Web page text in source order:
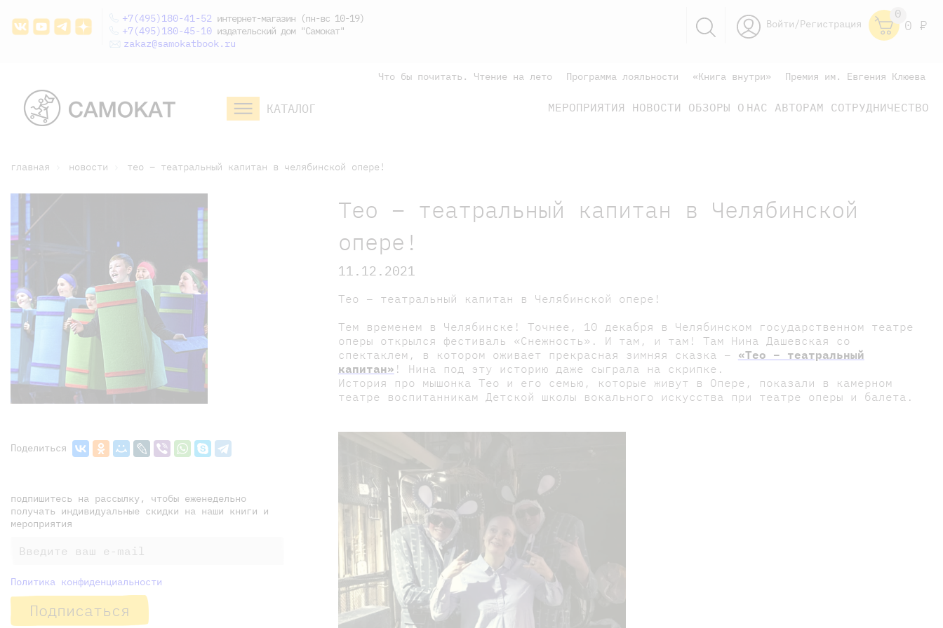
+7(495)180-41-52 интернет-магазин (пн-вс 10-19)
+7(495)180-45-10 издательский дом "Самокат"
zakaz@samokatbook.ru
Войти/Регистрация
0
0 Р
Что бы почитать. Чтение на лето Программа лояльности «Книга внутри» Премия им. Евгения Клюева
КАТАЛОГ МЕРОПРИЯТИЯ НОВОСТИ ОБЗОРЫ О НАС АВТОРАМ СОТРУДНИЧЕСТВО
дошкольникам
главная новости тео – театральный капитан в челябинской опере!
Поделиться
подпишитесь на рассылку, чтобы еженедельно
получать индивидуальные скидки на наши книги и
мероприятия
Политика конфиденциальности
Подписаться
Тео – театральный капитан в Челябинской
опере!
11.12.2021
Тео – театральный капитан в Челябинской опере!
Тем временем в Челябинске! Точнее, 10 декабря в Челябинском государственном театре
оперы открылся фестиваль «Снежность». И там, и там! Там Нина Дашевская со
спектаклем, в котором оживает прекрасная зимняя сказка – «Тео – театральный
капитан» ! Нина под эту историю даже сыграла на скрипке.
История про мышонка Тео и его семью, которые живут в Опере, показали в камерном
театре воспитанникам Детской школы вокального искусства при театре оперы и балета.